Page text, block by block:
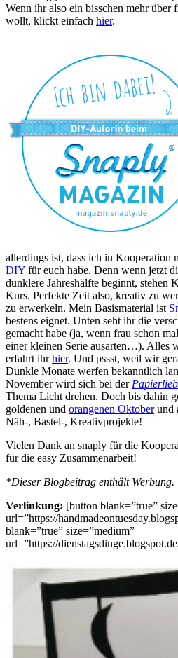
Wenn ihr also ein bisschen mehr über
wollt, klickt einfach hier.
allerdings ist, dass ich in Kooperation
DIY für euch habe. Denn wenn jetzt
dunklere Jahreshälfte beginnt, stehen
Kurs. Perfekte Zeit also, kreativ zu
zu erwerkeln. Mein Basismaterial ist
bestens eignet. Unten seht ihr die
gemacht habe (ja, wenn frau schon
einer kleinen Serie ausarten…). Alles
erfahrt ihrhier. Und pssst, weil wir
Dunkle Monate werfen bekanntlich
November wird sich bei der
Thema Licht drehen. Doch bis dahin
goldenen und orangenen Oktoberund
Näh-, Bastel-, Kreativprojekte!
Vielen Dank an snaply für die
für die easy Zusammenarbeit!
*Dieser Blogbeitrag enthält Werbung.
Verlinkung: [button blank=”true”
url=”https://
blank=”true” size=”medium”
url=”https://